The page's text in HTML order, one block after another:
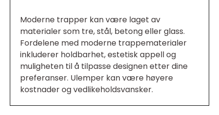
Moderne trapper kan være laget av
materialer som tre, stål, betong eller glass.
Fordelene med moderne trappematerialer
inkluderer holdbarhet, estetisk appell og
muligheten til å tilpasse designen etter dine
preferanser. Ulemper kan være høyere
kostnader og vedlikeholdsvansker.